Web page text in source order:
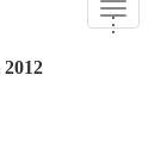
Toggle
...